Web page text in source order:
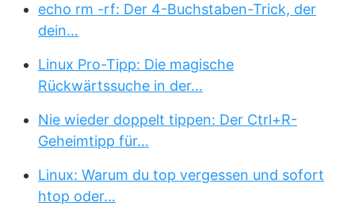
echo rm -rf: Der 4-Buchstaben-Trick, der
dein…
Linux Pro-Tipp: Die magische
Rückwärtssuche in der…
Nie wieder doppelt tippen: Der Ctrl+R-
Geheimtipp für…
Linux: Warum du top vergessen und sofort
htop oder…